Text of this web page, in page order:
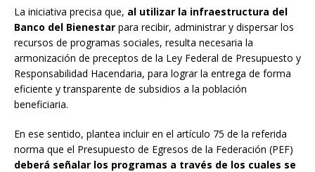
La iniciativa precisa que, al utilizar la infraestructura del
Banco del Bienestar para recibir, administrar y dispersar los
recursos de programas sociales, resulta necesaria la
armonización de preceptos de la Ley Federal de Presupuesto y
Responsabilidad Hacendaria, para lograr la entrega de forma
eficiente y transparente de subsidios a la población
beneficiaria.
En ese sentido, plantea incluir en el artículo 75 de la referida
norma que el Presupuesto de Egresos de la Federación (PEF)
deberá señalar los programas a través de los cuales se